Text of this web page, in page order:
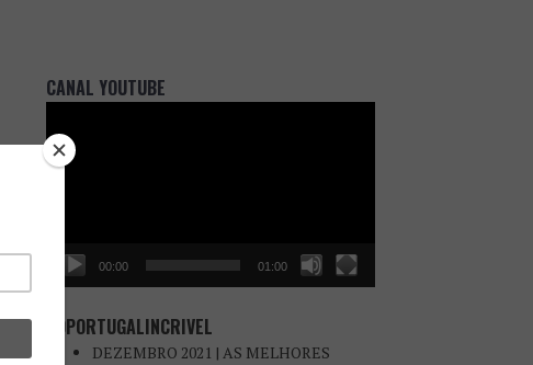
CANAL YOUTUBE
de
vídeo
00:00 01:00
#OPORTUGALINCRIVEL
DEZEMBRO 2021 | AS MELHORES